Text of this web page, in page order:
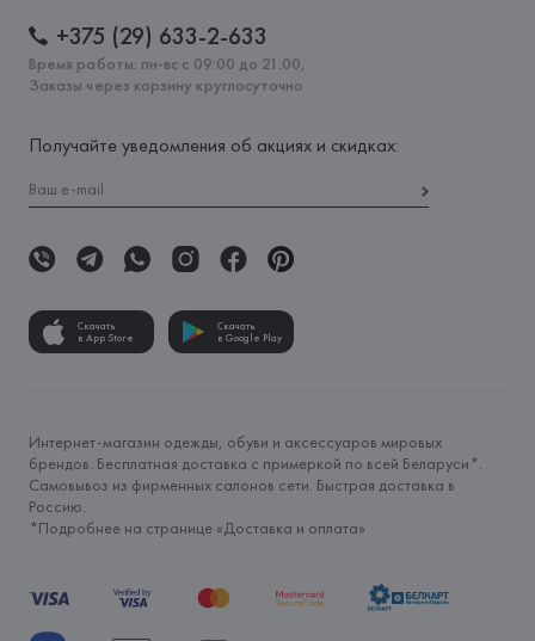
+375 (29) 633-2-633
Время работы: пн-вс с 09:00 до 21:00,
Заказы через корзину круглосуточно
Получайте уведомления об акциях и скидках:
Скачать
в App Store
Скачать
в Google Play
Интернет-магазин одежды, обуви и аксессуаров мировых
брендов. Бесплатная доставка с примеркой по всей Беларуси*.
Самовывоз из фирменных салонов сети. Быстрая доставка в
Россию.
*Подробнее на странице «Доставка и оплата»